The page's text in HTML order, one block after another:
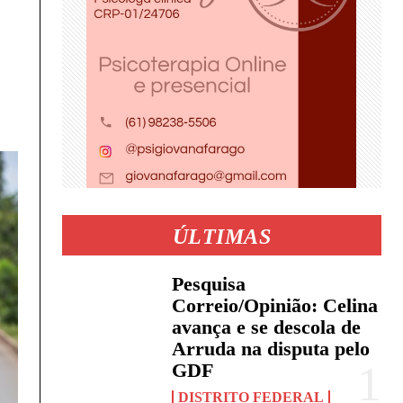
ÚLTIMAS
Pesquisa
Correio/Opinião: Celina
avança e se descola de
Arruda na disputa pelo
GDF
DISTRITO FEDERAL